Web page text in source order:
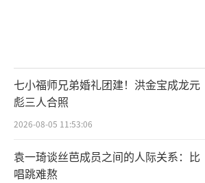
七小福师兄弟婚礼团建！洪金宝成龙元
彪三人合照
2026-08-05 11:53:06
袁一琦谈丝芭成员之间的人际关系：比
唱跳难熬